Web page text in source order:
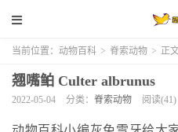
当前位置： 动物百科 > 脊索动物 > 正
翘嘴鲌 Culter albrunus
2022-05-04 分类： 脊索动物 阅读(41)